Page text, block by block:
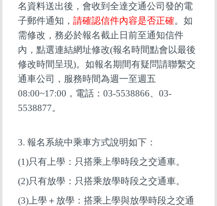
名資料送出後，會收到全達交通公司發的電
子郵件通知， 請確認信件內容是否正確。如
需修改，務必於報名截止日前至通知信件
內，點選連結網址修改(報名時間點會以最後
修改時間呈現)。如報名期間有疑問請聯繫交
通車公司，服務時間為週一至週五
08:00~17:00，電話：03-5538866、03-
5538877。
3. 報名系統中乘車方式說明如下：
(1)只有上學：只搭乘上學時段之交通車。
(2)只有放學：只搭乘放學時段之交通車。
(3) 上學＋放學：搭乘上學與放學時段之交通